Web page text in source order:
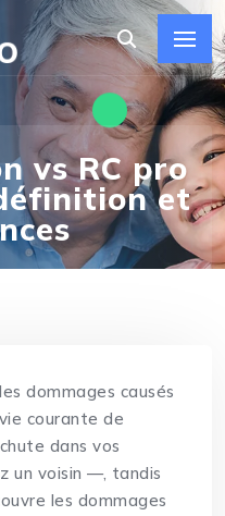
vs RC pro
et
dommages causés
courante de
dans vos
un voisin —, tandis
les dommages